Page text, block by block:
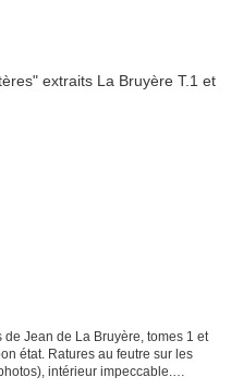
Jean de La Bruyère, tomes 1 et
état. Ratures au feutre sur les
intérieur impeccable.